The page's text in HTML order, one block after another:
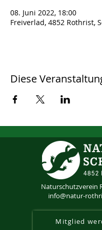
08. Juni 2022, 18:00
Freiverlad, 4852 Rothrist,
Diese
Naturschutzverein
info@natur-
Mitglied